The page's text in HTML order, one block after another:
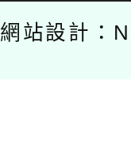
網站設計：